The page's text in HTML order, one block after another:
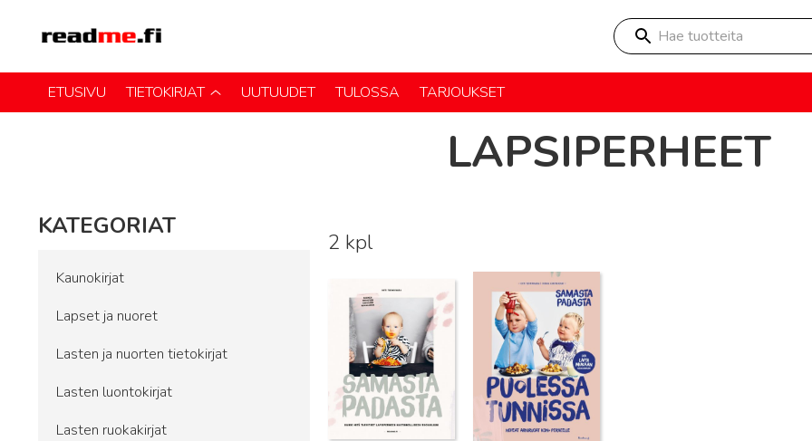
Hae tuotteita
ETUSIVU TIETOKIRJAT UUTUUDET TULOSSA TARJOUKSET
LAPSIPERHEET
KATEGORIAT
Kaunokirjat
Lapset ja nuoret
Lasten ja nuorten tietokirjat
Lasten luontokirjat
Lasten ruokakirjat
2 kpl
Lue lisää